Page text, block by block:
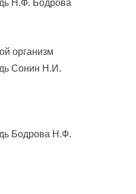
Н.Ф. Бодрова
организм
Сонин Н.И.
Бодрова Н.Ф.